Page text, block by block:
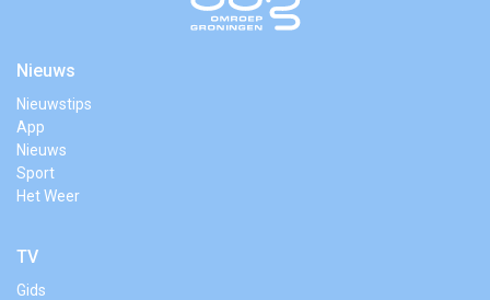
Nieuws
Nieuwstips
App
Nieuws
Sport
Het Weer
TV
Gids